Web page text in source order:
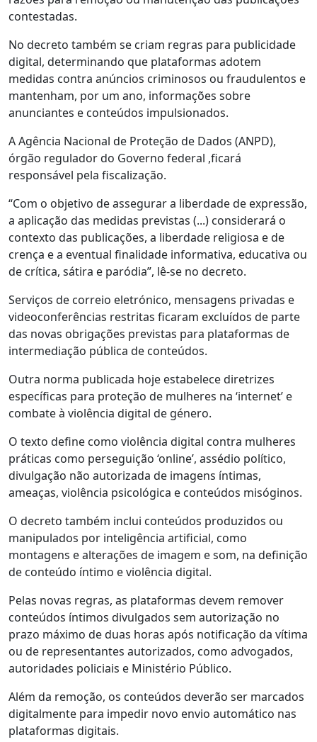
contestadas.
No decreto também se criam regras para publicidade
digital, determinando que plataformas adotem
medidas contra anúncios criminosos ou fraudulentos e
mantenham, por um ano, informações sobre
anunciantes e conteúdos impulsionados.
A Agência Nacional de Proteção de Dados (ANPD),
órgão regulador do Governo federal ,ficará
responsável pela fiscalização.
“Com o objetivo de assegurar a liberdade de expressão,
a aplicação das medidas previstas (...) considerará o
contexto das publicações, a liberdade religiosa e de
crença e a eventual finalidade informativa, educativa ou
de crítica, sátira e paródia”, lê-se no decreto.
Serviços de correio eletrónico, mensagens privadas e
videoconferências restritas ficaram excluídos de parte
das novas obrigações previstas para plataformas de
intermediação pública de conteúdos.
Outra norma publicada hoje estabelece diretrizes
específicas para proteção de mulheres na ‘internet’ e
combate à violência digital de género.
O texto define como violência digital contra mulheres
práticas como perseguição ‘online’, assédio político,
divulgação não autorizada de imagens íntimas,
ameaças, violência psicológica e conteúdos misóginos.
O decreto também inclui conteúdos produzidos ou
manipulados por inteligência artificial, como
montagens e alterações de imagem e som, na definição
de conteúdo íntimo e violência digital.
Pelas novas regras, as plataformas devem remover
conteúdos íntimos divulgados sem autorização no
prazo máximo de duas horas após notificação da vítima
ou de representantes autorizados, como advogados,
autoridades policiais e Ministério Público.
Além da remoção, os conteúdos deverão ser marcados
digitalmente para impedir novo envio automático nas
plataformas digitais.